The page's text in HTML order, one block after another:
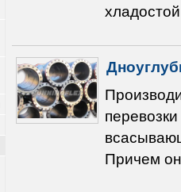
Причем он